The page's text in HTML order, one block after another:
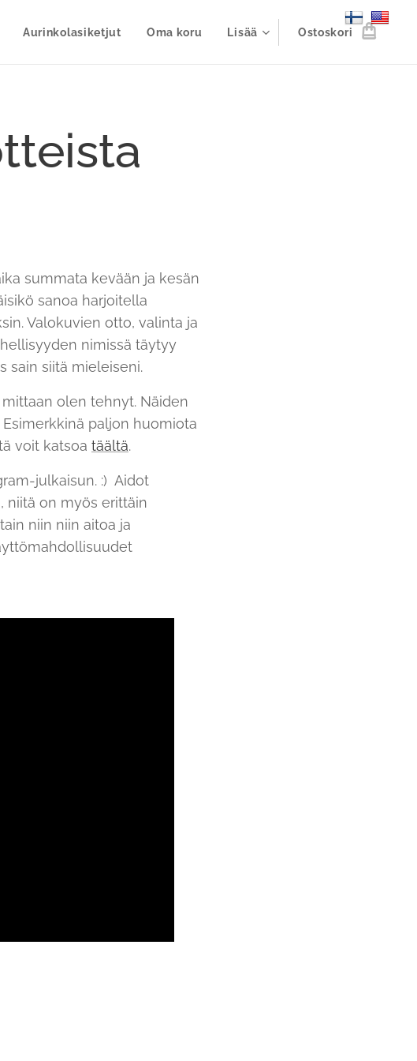
Aurinkolasiketjut Oma koru Lisää Ostoskori
summata kevään ja kesän
sanoa harjoitella
Valokuvien otto, valinta ja
nimissä täytyy
sain siitä mieleiseni.
olen tehnyt. Näiden
paljon huomiota
voit katsoa täältä.
julkaisun. :) Aidot
niitä on myös erittäin
niin niin aitoa ja